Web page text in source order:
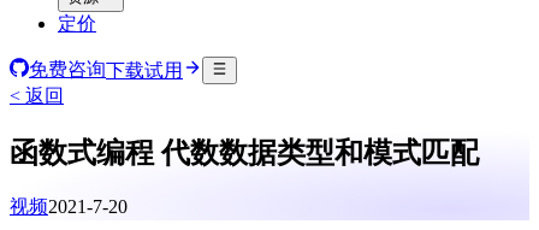
定价
免费咨询下载试用
< 返回
函数式编程 代数数据类型和模式匹配
视频2021-7-20